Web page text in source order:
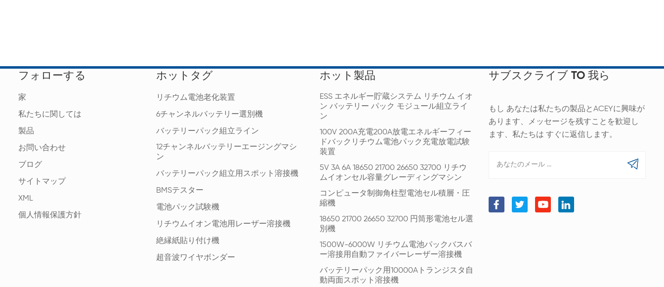
フォローする
家
私たちに関しては
製品
お問い合わせ
ブログ
サイトマップ
XML
個人情報保護方針
ホットタグ
リチウム電池老化装置
6チャンネルバッテリー選別機
バッテリーパック組立ライン
12チャンネルバッテリーエージングマシ
ン
バッテリーパック組立用スポット溶接機
BMSテスター
電池パック試験機
リチウムイオン電池用レーザー溶接機
絶縁紙貼り付け機
超音波ワイヤボンダー
ホット製品
ESS エネルギー貯蔵システム リチウム イオ
ン バッテリー パック モジュール組立ライ
ン
100V 200A充電200A放電エネルギーフィー
ドバックリチウム電池パック充電放電試験
装置
5V 3A 6A 18650 21700 26650 32700 リチウ
ムイオンセル容量グレーディングマシン
コンピュータ制御角柱型電池セル積層・圧
縮機
18650 21700 26650 32700 円筒形電池セル選
別機
1500W-6000W リチウム電池パックバスバ
ー溶接用自動ファイバーレーザー溶接機
バッテリーパック用10000Aトランジスタ自
動両面スポット溶接機
サブスクライブ TO 我ら
もし あなたは私たちの製品とACEYに興味が
あります、メッセージを残すことを歓迎し
ます、私たちは すぐに返信します。